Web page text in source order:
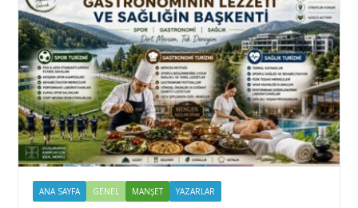
ANA SAYFA GENEL MANŞET YAZARLAR